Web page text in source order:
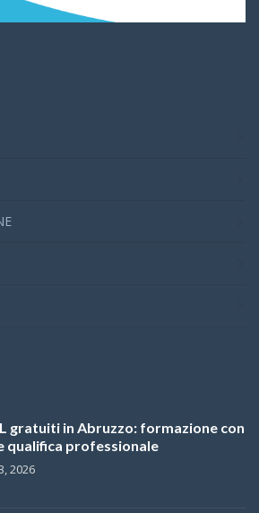
gratuiti in Abruzzo: formazione con
qualifica professionale
2026